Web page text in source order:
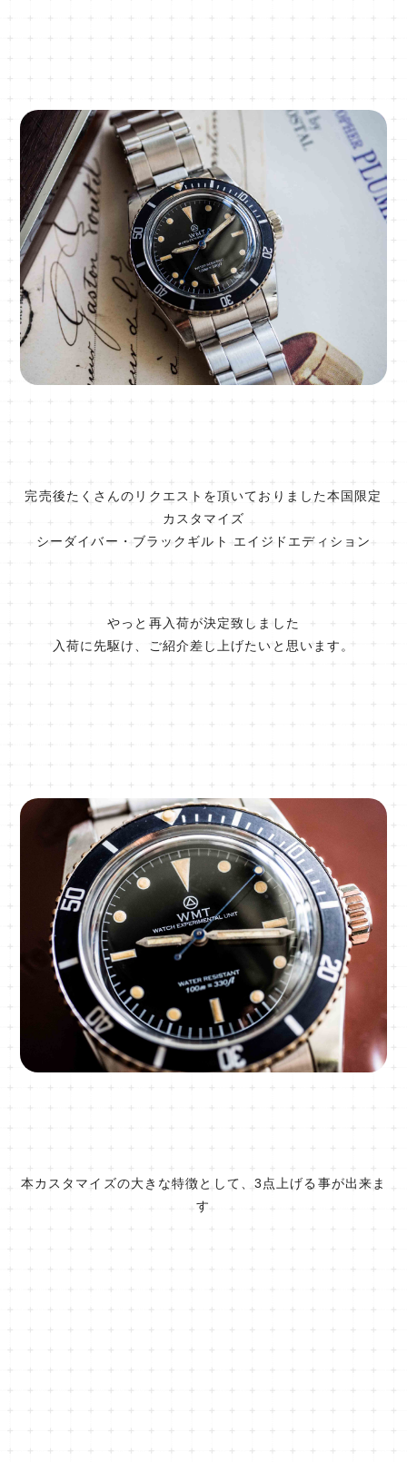
完売後たくさんのリクエストを頂いておりました本国限定
カスタマイズ
シーダイバー・ブラックギルト エイジドエディション
やっと再入荷が決定致しました
入荷に先駆け、ご紹介差し上げたいと思います。
本カスタマイズの大きな特徴として、3点上げる事が出来ま
す